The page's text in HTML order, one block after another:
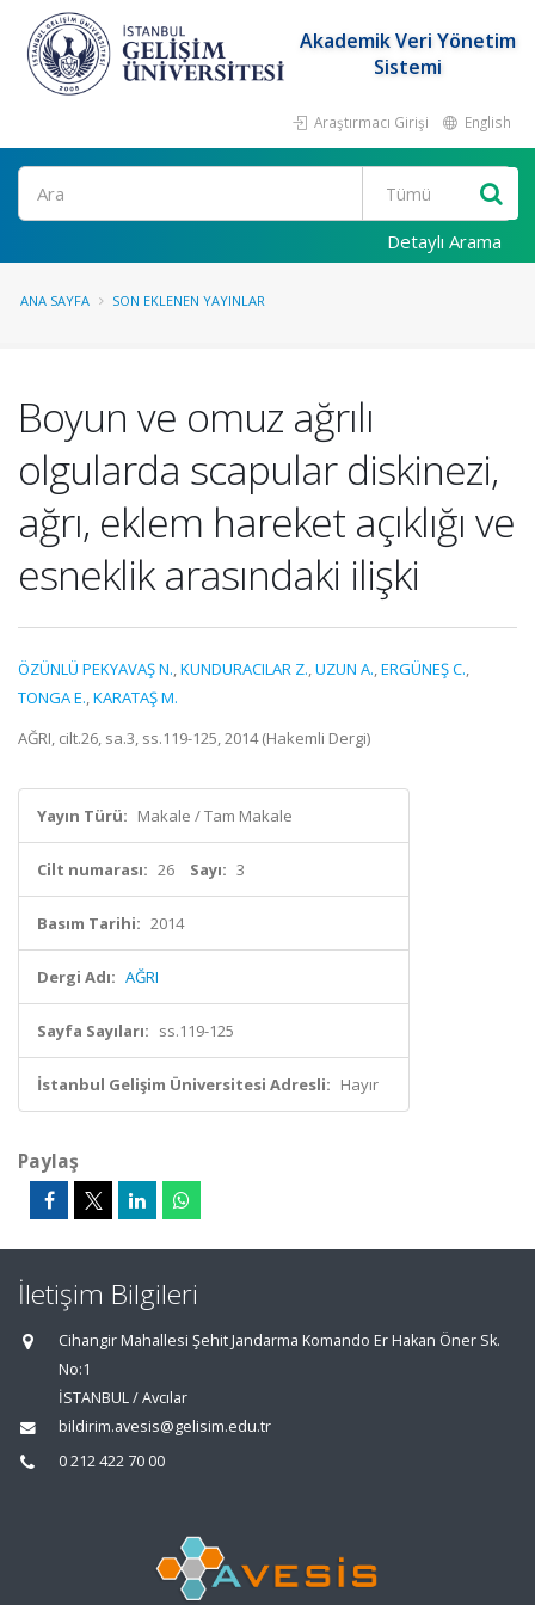
Akademik Veri Yönetim
Sistemi
Araştırmacı Girişi English
Ara
Detaylı Arama
ANA SAYFA SON EKLENEN YAYINLAR
Boyun ve omuz ağrılı
olgularda scapular diskinezi,
ağrı, eklem hareket açıklığı ve
esneklik arasındaki ilişki
ÖZÜNLÜ PEKYAVAŞ N.,KUNDURACILAR Z.,UZUN A.,ERGÜNEŞ C.,
TONGA E.,KARATAŞ M.
AĞRI, cilt.26, sa.3, ss.119-125, 2014 (Hakemli Dergi)
Yayın Türü: Makale / Tam Makale
Cilt numarası: 26 Sayı: 3
Basım Tarihi: 2014
Dergi Adı: AĞRI
Sayfa Sayıları: ss.119-125
İstanbul Gelişim Üniversitesi Adresli: Hayır
Paylaş
İletişim Bilgileri
Cihangir Mahallesi Şehit Jandarma Komando Er Hakan Öner Sk.
No:1
İSTANBUL / Avcılar
bildirim.avesis@gelisim.edu.tr
0 212 422 70 00